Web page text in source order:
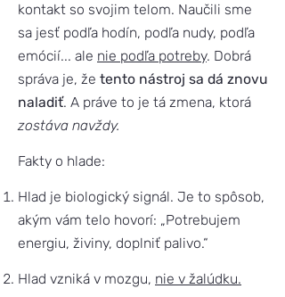
kontakt so svojim telom. Naučili sme
sa jesť podľa hodín, podľa nudy, podľa
emócií... ale nie podľa potreby. Dobrá
správa je, že tento nástroj sa dá znovu
naladiť. A práve to je tá zmena, ktorá
zostáva navždy.
Fakty o hlade:
Hlad je biologický signál. Je to spôsob,
akým vám telo hovorí: „Potrebujem
energiu, živiny, doplniť palivo.“
Hlad vzniká v mozgu, nie v žalúdku.